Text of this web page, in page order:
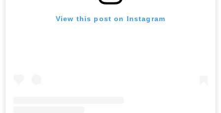
View this post on Instagram